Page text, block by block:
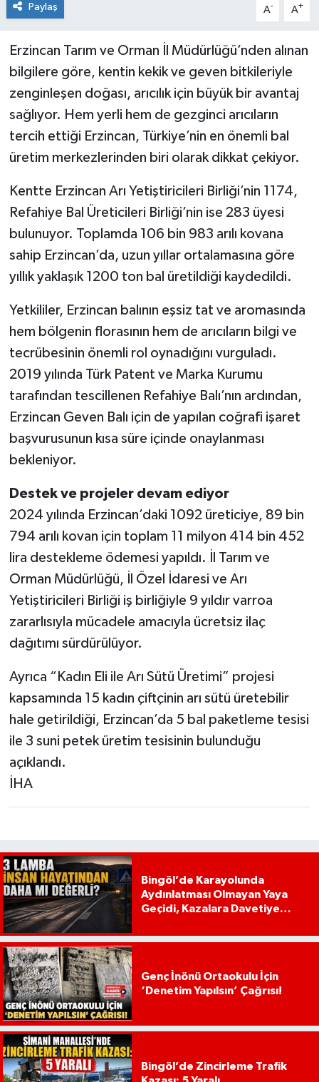
Paylaş A- A+
Erzincan Tarım ve Orman İl Müdürlüğü’nden alınan
bilgilere göre, kentin kekik ve geven bitkileriyle
zenginleşen doğası, arıcılık için büyük bir avantaj
sağlıyor. Hem yerli hem de gezginci arıcıların
tercih ettiği Erzincan, Türkiye’nin en önemli bal
üretim merkezlerinden biri olarak dikkat çekiyor.
Kentte Erzincan Arı Yetiştiricileri Birliği’nin 1174,
Refahiye Bal Üreticileri Birliği’nin ise 283 üyesi
bulunuyor. Toplamda 106 bin 983 arılı kovana
sahip Erzincan’da, uzun yıllar ortalamasına göre
yıllık yaklaşık 1200 ton bal üretildiği kaydedildi.
Yetkililer, Erzincan balının eşsiz tat ve aromasında
hem bölgenin florasının hem de arıcıların bilgi ve
tecrübesinin önemli rol oynadığını vurguladı.
2019 yılında Türk Patent ve Marka Kurumu
tarafından tescillenen Refahiye Balı’nın ardından,
Erzincan Geven Balı için de yapılan coğrafi işaret
başvurusunun kısa süre içinde onaylanması
bekleniyor.
Destek ve projeler devam ediyor
2024 yılında Erzincan’daki 1092 üreticiye, 89 bin
794 arılı kovan için toplam 11 milyon 414 bin 452
lira destekleme ödemesi yapıldı. İl Tarım ve
Orman Müdürlüğü, İl Özel İdaresi ve Arı
Yetiştiricileri Birliği iş birliğiyle 9 yıldır varroa
zararlısıyla mücadele amacıyla ücretsiz ilaç
dağıtımı sürdürülüyor.
Ayrıca “Kadın Eli ile Arı Sütü Üretimi” projesi
kapsamında 15 kadın çiftçinin arı sütü üretebilir
hale getirildiği, Erzincan’da 5 bal paketleme tesisi
ile 3 suni petek üretim tesisinin bulunduğu
açıklandı.
İHA
Bingöl’de Karayolunda
Aydınlatması Olmayan Yaya
Geçidi, Kazalara Davetiye
Genç İnönü Ortaokulu İçin
‘Denetim Yapılsın’ Çağrısı!
Bingöl’de Zincirleme Trafik
SOLHAN
SPOR
YEDİSU